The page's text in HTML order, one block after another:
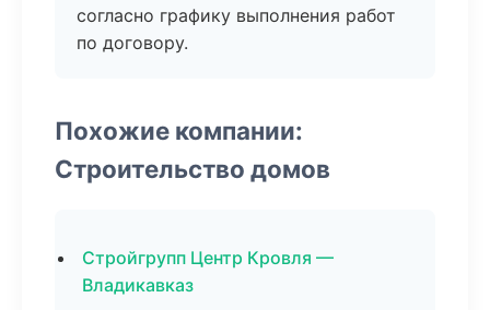
согласно графику выполнения работ
по договору.
Похожие компании:
Строительство домов
Стройгрупп Центр Кровля —
Владикавказ